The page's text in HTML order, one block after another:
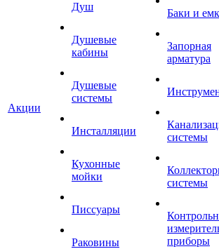
Акции
Душ
Душевые
кабины
Душевые
системы
Инсталляции
Кухонные
мойки
Писсуары
Раковины
Баки и
Запорная
арматура
системы
системы
приборы